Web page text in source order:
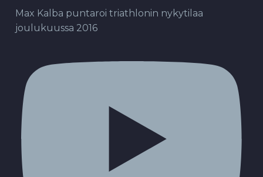
Max Kalba puntaroi triathlonin nykytilaa
joulukuussa 2016